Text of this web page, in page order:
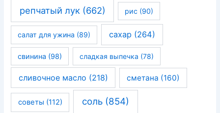
репчатый лук(662) рис (90)
салат для ужина (89) сахар (264)
свинина (98) сладкая выпечка (78)
сливочное масло (218) сметана (160)
советы (112) соль(854)